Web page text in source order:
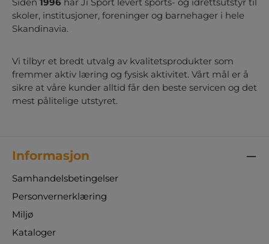
Merk: Det tilkommer ekstra fraktkostnad ved
bestilling.
Siden 1996 har Ji Sport levert sports- og idrettsutstyr til
skoler, institusjoner, foreninger og barnehager i hele
Skandinavia.
Vi tilbyr et bredt utvalg av kvalitetsprodukter som
fremmer aktiv læring og fysisk aktivitet. Vårt mål er å
sikre at våre kunder alltid får den beste servicen og det
mest pålitelige utstyret.
Informasjon
Samhandelsbetingelser
Personvernerklæring
Miljø
Kataloger